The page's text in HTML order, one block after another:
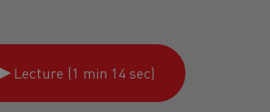
Lecture (1 min 14 sec)